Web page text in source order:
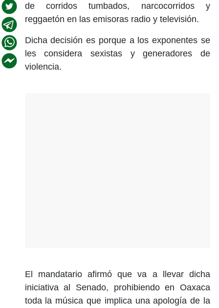
de corridos tumbados, narcocorridos y
reggaetón en las emisoras radio y televisión.
Dicha decisión es porque a los exponentes se
les considera sexistas y generadores de
violencia.
El mandatario afirmó que va a llevar dicha
iniciativa al Senado, prohibiendo en Oaxaca
toda la música que implica una apología de la